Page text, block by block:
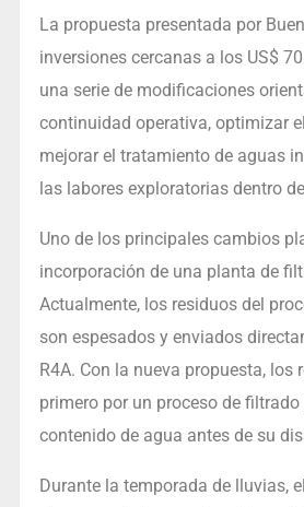
La propuesta presentada por
inversiones cercanas a los US$
una serie de modificaciones
continuidad operativa, optimizar
mejorar el tratamiento de aguas
las labores exploratorias dentro
Uno de los principales cambios
incorporación de una planta de
Actualmente, los residuos del
son espesados y enviados
R4A. Con la nueva propuesta, los
primero por un proceso de
contenido de agua antes de su
Durante la temporada de lluvias,